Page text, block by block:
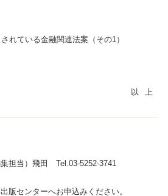
れている金融関連法案（その1）
担当）飛田 Tel.03-5252-3741
版センターへお申込みください。